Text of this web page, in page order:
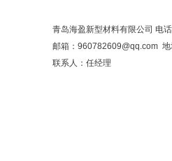
青岛海盈新型材料有限公司 电
邮箱：960782609@qq.com
联系人：任经理